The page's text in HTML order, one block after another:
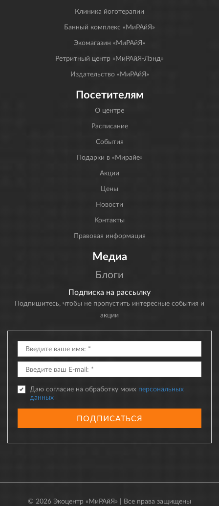
Клиника йоготерапии
Банный комплекс «МиРАйЯ»
Экомагазин «МиРАйЯ»
Ретритный центр «МиРАйЯ-Лэнд»
Издательство «МиРАйЯ»
Посетителям
О центре
Расписание
События
Подарки в «Мирайе»
Акции
Цены
Новости
Контакты
Правовая информация
Медиа
Блоги
Подписка на рассылку
Подпишитесь, чтобы не пропустить интересные события и
акции
Даю согласие на обработку моих персональных
данных
ПОДПИСАТЬСЯ
© 2026 Экоцентр «МиРАйЯ» | Все права защищены